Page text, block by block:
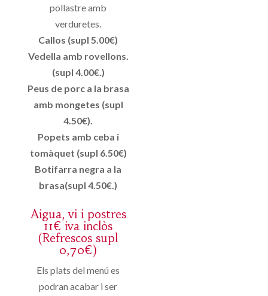
pollastre amb
verduretes.
Callos (supl 5.00€)
Vedella amb rovellons.
(supl 4.00€.)
Peus de porc a la brasa
amb mongetes (supl
4.50€).
Popets amb ceba i
tomàquet (supl 6.50€)
Botifarra negra a la
brasa(supl 4.50€.)
Aigua, vi i postres
11€ iva inclòs
(Refrescos supl
0,70€)
Els plats del menú es
podran acabar i ser